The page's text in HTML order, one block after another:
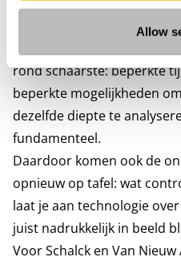
Allow
rond schaarste: beperkte
beperkte mogelijkheden
dezelfde diepte te
fundamenteel.
Daardoor komen ook de
opnieuw op tafel: wat
laat je aan technologie
juist nadrukkelijk in beeld
Voor Schalck en Van